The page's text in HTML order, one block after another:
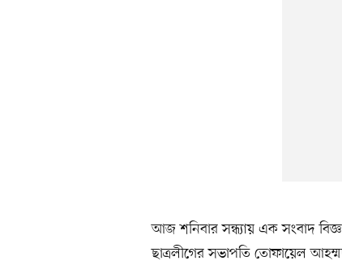
আজ শনিবার সন্ধ্যায় এক সংবাদ
ছাত্রলীগের সভাপতি তোফায়েল